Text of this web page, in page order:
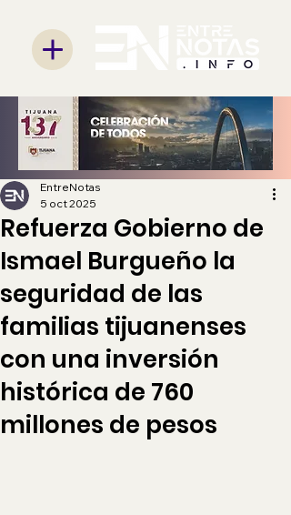
Refuerza Gobierno de
Ismael Burgueño la
seguridad de las
familias tijuanenses
con una inversión
histórica de 760
millones de pesos
EntreNotas
5 oct 2025